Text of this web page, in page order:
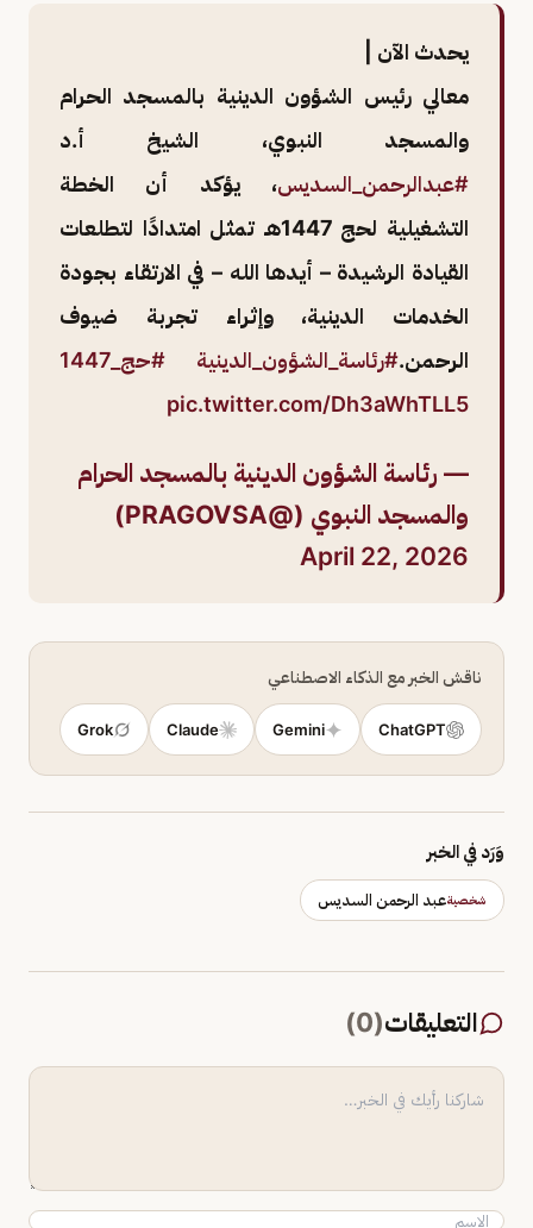
يحدث الآن |
معالي رئيس الشؤون الدينية بالمسجد الحرام
والمسجد النبوي، الشيخ أ.د
#عبدالرحمن_السديس، يؤكد أن الخطة
التشغيلية لحج 1447هـ تمثل امتدادًا لتطلعات
القيادة الرشيدة – أيدها الله – في الارتقاء بجودة
الخدمات الدينية، وإثراء تجربة ضيوف
الرحمن.#رئاسة_الشؤون_الدينية
#حج_1447
pic.twitter.com/Dh3aWhTLL5
— رئاسة الشؤون الدينية بالمسجد الحرام
والمسجد النبوي (@PRAGOVSA)
April 22, 2026
ناقش الخبر مع الذكاء الاصطناعي
ChatGPT
Gemini
Claude
Grok
وَرَد في الخبر
شخصيةعبد الرحمن السديس
التعليقات(
0
)